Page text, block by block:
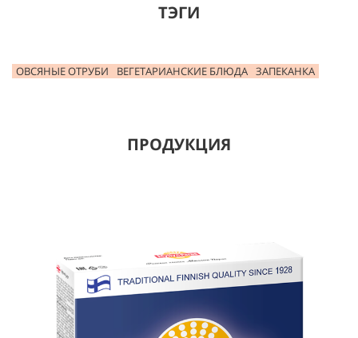
ТЭГИ
ОВСЯНЫЕ ОТРУБИ ВЕГЕТАРИАНСКИЕ БЛЮДА ЗАПЕКАНКА
ПРОДУКЦИЯ